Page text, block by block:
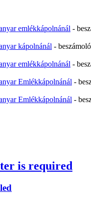
emlékkápolnánál -
kápolnánál - beszámoló
emlékkápolnánál -
Emlékkápolnánál -
Emlékkápolnánál -
is required